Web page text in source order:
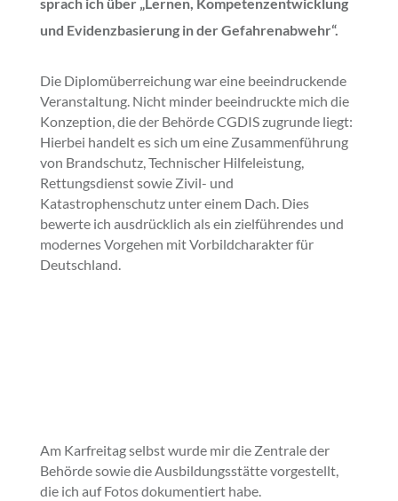
sprach ich über „Lernen, Kompetenzentwicklung
und Evidenzbasierung in der Gefahrenabwehr“.
Die Diplomüberreichung war eine beeindruckende
Veranstaltung. Nicht minder beeindruckte mich die
Konzeption, die der Behörde CGDIS zugrunde liegt:
Hierbei handelt es sich um eine Zusammenführung
von Brandschutz, Technischer Hilfeleistung,
Rettungsdienst sowie Zivil- und
Katastrophenschutz unter einem Dach. Dies
bewerte ich ausdrücklich als ein zielführendes und
modernes Vorgehen mit Vorbildcharakter für
Deutschland.
Am Karfreitag selbst wurde mir die Zentrale der
Behörde sowie die Ausbildungsstätte vorgestellt,
die ich auf Fotos dokumentiert habe.